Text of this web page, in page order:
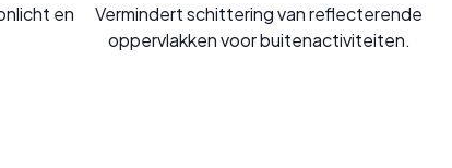
en
Vermindert schittering van reflecterende
oppervlakken voor buitenactiviteiten.